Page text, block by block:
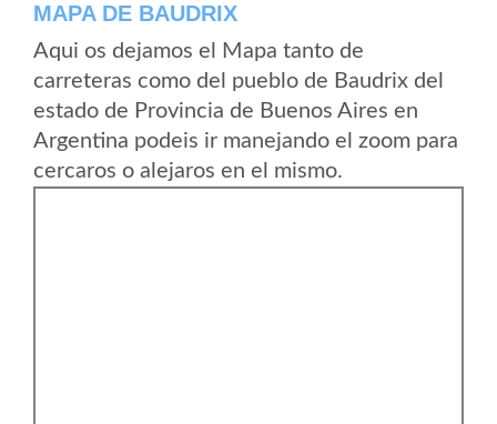
MAPA DE BAUDRIX
Aqui os dejamos el Mapa tanto de
carreteras como del pueblo de Baudrix del
estado de Provincia de Buenos Aires en
Argentina podeis ir manejando el zoom para
cercaros o alejaros en el mismo.